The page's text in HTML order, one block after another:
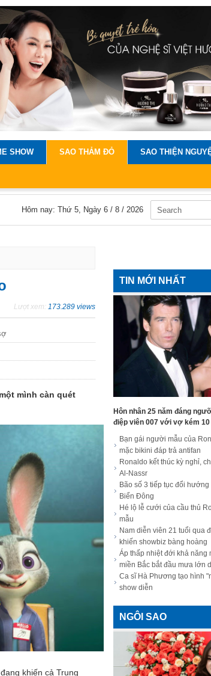
SHOW SAO THẢM ĐỎ SAO THIỆN
Hôm nay: Thứ 5, Ngày 6 / 8 / 2026
Lượt xem: 173.289 views
mình càn quét
khiến cả Trung
TIN MỚI NHẤT
Hôn nhân 25 năm đáng
điệp viên 007 với vợ kém 10
Bạn gái người mẫu của
mặc bikini đáp trả antifan
Ronaldo kết thúc kỳ nghỉ,
Al-Nassr
Bão số 3 tiếp tục đổi
Biển Đông
Hé lộ lễ cưới của cầu thủ
mẫu
Nam diễn viên 21 tuổi qua
khiến showbiz bàng hoàng
Áp thấp nhiệt đới khả năng
miền Bắc bắt đầu mưa lớn
Ca sĩ Hà Phương tạo hình
show diễn
NGÔI SAO